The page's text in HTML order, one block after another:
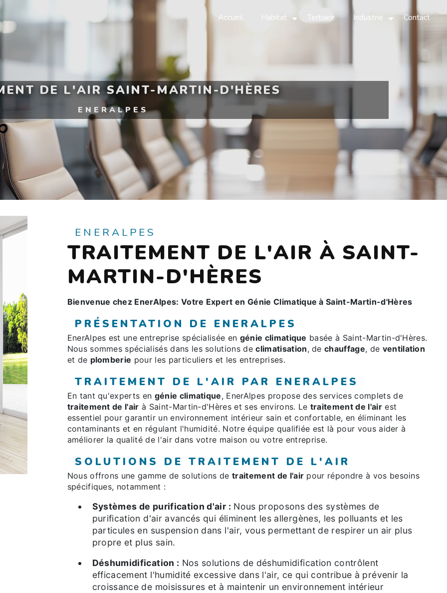
Accueil Habitat Tertiaire Industrie Contact
DE L'AIR SAINT-MARTIN-D'HÈRES
ENERALPES
ENERALPES
TRAITEMENT DE L'AIR À SAINT-
MARTIN-D'HÈRES
Bienvenue chez EnerAlpes: Votre Expert en Génie Climatique à Saint-Martin-d'Hères
PRÉSENTATION DE ENERALPES
EnerAlpes est une entreprise spécialisée en génie climatique basée à Saint-Martin-d'Hères.
Nous sommes spécialisés dans les solutions declimatisation, dechauffage, de ventilation
et de plomberie pour les particuliers et les entreprises.
TRAITEMENT DE L'AIR PAR ENERALPES
En tant qu'experts en génie climatique, EnerAlpes propose des services complets de
traitement de l'air à Saint-Martin-d'Hères et ses environs. Le traitement de l'airest
essentiel pour garantir un environnement intérieur sain et confortable, en éliminant les
contaminants et en régulant l'humidité. Notre équipe qualifiée est là pour vous aider à
améliorer la qualité de l'air dans votre maison ou votre entreprise.
SOLUTIONS DE TRAITEMENT DE L'AIR
Nous offrons une gamme de solutions detraitement de l'air pour répondre à vos besoins
spécifiques, notamment :
Systèmes de purification d'air : Nous proposons des systèmes de
purification d'air avancés qui éliminent les allergènes, les polluants et les
particules en suspension dans l'air, vous permettant de respirer un air plus
propre et plus sain.
Déshumidification : Nos solutions de déshumidification contrôlent
efficacement l'humidité excessive dans l'air, ce qui contribue à prévenir la
croissance de moisissures et à maintenir un environnement intérieur